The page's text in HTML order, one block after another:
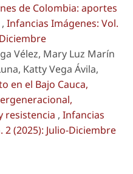
de Colombia: aportes
, Infancias Imágenes: Vol.
Vélez, Mary Luz Marín
Katty Vega Ávila,
en el Bajo Cauca,
resistencia , Infancias
(2025): Julio-Diciembre